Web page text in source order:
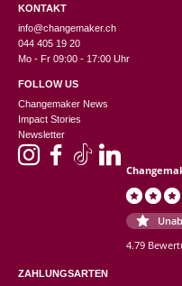
KONTAKT
info@changemaker.ch
044 405 19 20
Mo - Fr 09:00 - 17:00 Uhr
FOLLOW US
Changemaker News
Impact Stories
Newsletter
4.79
ZAHLUNGSARTEN